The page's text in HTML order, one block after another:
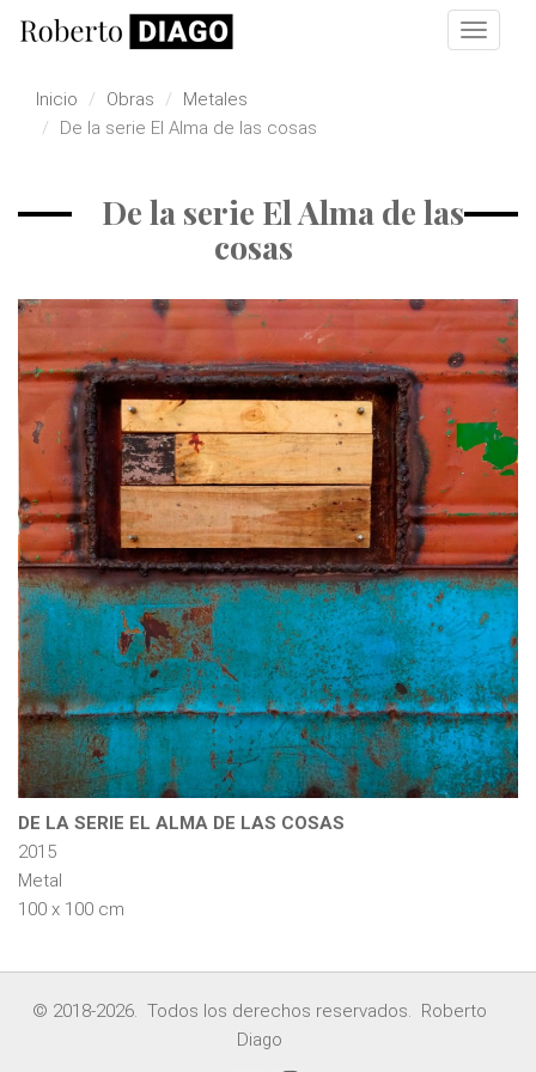
Pasar al contenido principal
Toggle
Inicio
Obras
Metales
De la serie El Alma de las cosas
De la serie El Alma de las
cosas
DE LA SERIE EL ALMA DE LAS COSAS
2015
Metal
100 x 100 cm
© 2018-2026. Todos los derechos reservados. Roberto
Diago